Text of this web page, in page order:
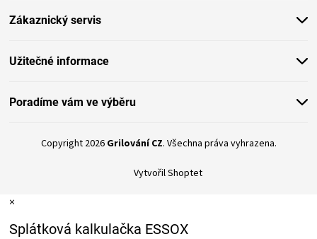
Zákaznický servis
Užitečné informace
Poradíme vám ve výběru
Vytvořil Shoptet
Copyright 2026 Grilování CZ. Všechna práva vyhrazena.
×
Splátková kalkulačka ESSOX